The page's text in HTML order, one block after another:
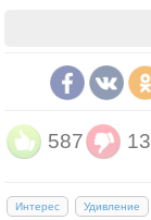
587 13
Интерес Удивление